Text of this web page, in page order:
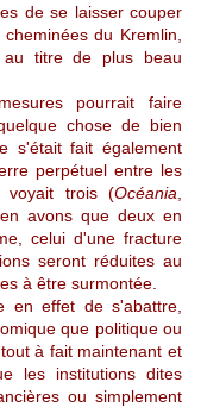
de se laisser couper
du Kremlin,
titre de plus beau
pourrait faire
chose de bien
s'était fait également
perpétuel entre les
voyait trois (Océania
avons que deux en
celui d'une fracture
seront réduites au
à être surmontée.
en effet de s'abattre,
que politique ou
à fait maintenant et
les institutions dites
ou simplement